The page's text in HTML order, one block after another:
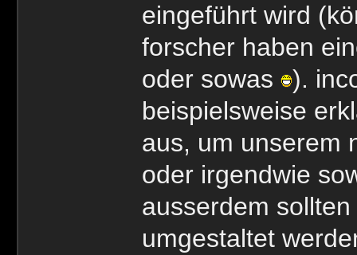
eingeführt wird
forscher haben
oder sowas
).
beispielsweise
aus, um unserem
oder irgendwie
ausserdem
umgestaltet